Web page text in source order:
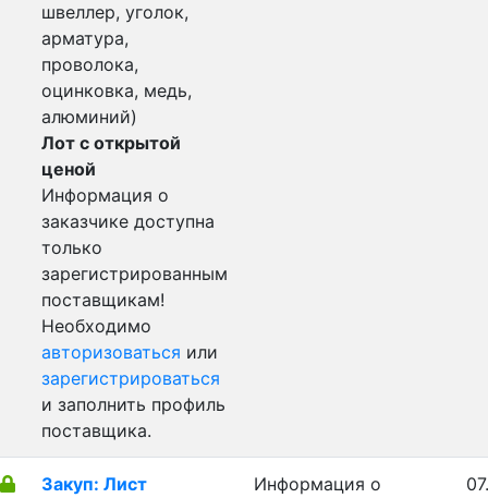
швеллер, уголок,
арматура,
проволока,
оцинковка, медь,
алюминий)
Лот с открытой
ценой
Информация о
заказчике доступна
только
зарегистрированным
поставщикам!
Необходимо
авторизоваться или
зарегистрироваться
и заполнить профиль
поставщика.
Закуп: Лист
Информация о